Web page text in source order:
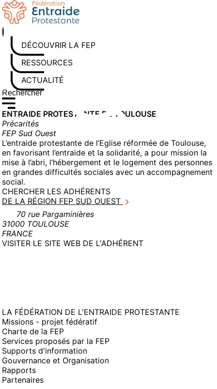
Aller
au
contenu
DÉCOUVRIR LA FEP
RESSOURCES
ACTUALITÉS
Rechercher sur le site
Saisissez au moins 3 caractères pour lancer la recherche
ENTRAIDE PROTESTANTE DE TOULOUSE
Précarités
FEP Sud Ouest
L’entraide protestante de l’Eglise réformée de Toulouse,
en favorisant l’entraide et la solidarité, a pour mission la
mise à l’abri, l’hébergement et le logement des personnes
en grandes difficultés sociales avec un accompagnement
social.
CHERCHER LES ADHÉRENTS
DE LA RÉGION FEP SUD OUEST
70 rue Pargaminières
31000 TOULOUSE
FRANCE
VISITER LE SITE WEB DE L'ADHÉRENT(NOUVELLE
LA FÉDÉRATION DE L'ENTRAIDE PROTESTANTE
Missions - projet fédératif
Charte de la FEP
Services proposés par la FEP
Supports d'information
Gouvernance et Organisation
Rapports
Partenaires